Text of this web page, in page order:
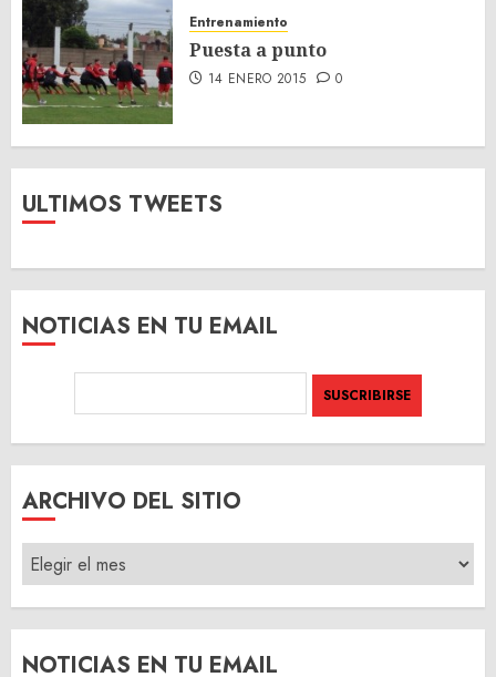
Entrenamiento
Puesta a punto
14 ENERO 2015 0
ULTIMOS TWEETS
NOTICIAS EN TU EMAIL
ARCHIVO DEL SITIO
ARCHIVO
DEL
SITIO
NOTICIAS EN TU EMAIL